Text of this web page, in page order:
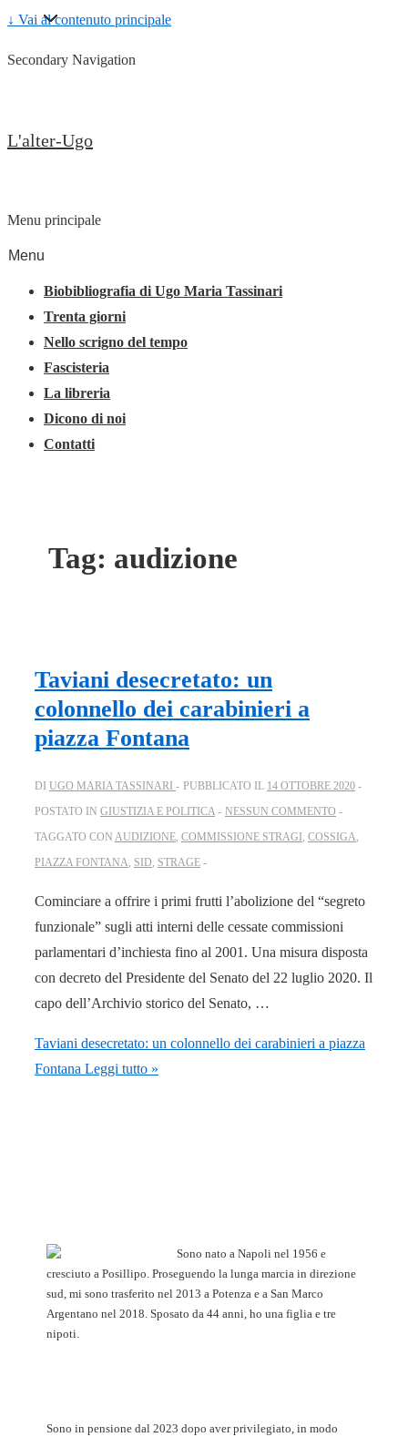
↓ Vai al contenuto principale
Secondary Navigation
L'alter-Ugo
Menu principale
Menu
Biobibliografia di Ugo Maria Tassinari
Trenta giorni
Nello scrigno del tempo
Fascisteria
La libreria
Dicono di noi
Contatti
Tag: audizione
Taviani desecretato: un
colonnello dei carabinieri a
piazza Fontana
DI UGO MARIA TASSINARI PUBBLICATO IL 14 OTTOBRE 2020
POSTATO IN GIUSTIZIA E POLITICA
NESSUN COMMENTO
TAGGATO CON AUDIZIONE, COMMISSIONE STRAGI , COSSIGA,
PIAZZA FONTANA, SID, STRAGE
Cominciare a offrire i primi frutti l’abolizione del “segreto
funzionale” sugli atti interni delle cessate commissioni
parlamentari d’inchiesta fino al 2001. Una misura disposta
con decreto del Presidente del Senato del 22 luglio 2020. Il
capo dell’Archivio storico del Senato, …
Taviani desecretato: un colonnello dei carabinieri a piazza
Fontana Leggi tutto »
Sono nato a Napoli nel 1956 e
cresciuto a Posillipo. Proseguendo la lunga marcia in direzione
sud, mi sono trasferito nel 2013 a Potenza e a San Marco
Argentano nel 2018. Sposato da 44 anni, ho una figlia e tre
nipoti.
Sono in pensione dal 2023 dopo aver privilegiato, in modo